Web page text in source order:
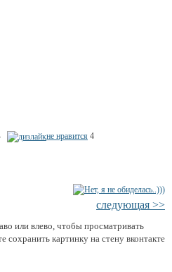
не нравится 4
следующая >>
или влево, чтобы просматривать
картинку на стену вконтакте